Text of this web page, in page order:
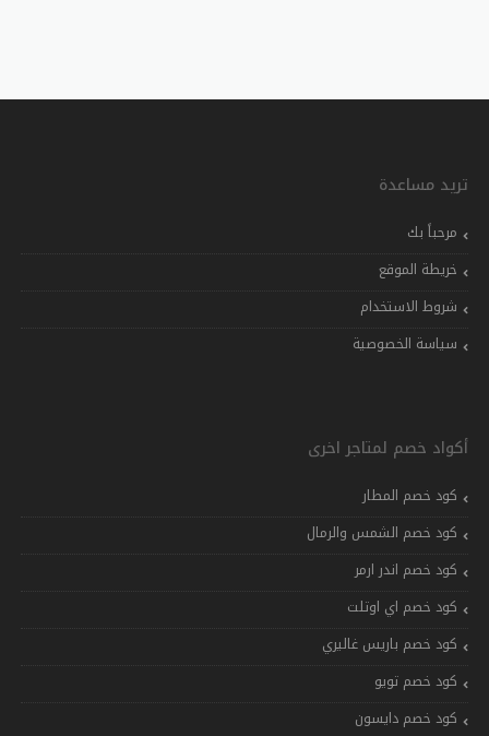
تريد مساعدة
مرحباً بك
خريطة الموقع
شروط الاستخدام
سياسة الخصوصية
أكواد خصم لمتاجر اخرى
كود خصم المطار
كود خصم الشمس والرمال
كود خصم اندر ارمر
كود خصم اي اوتلت
كود خصم باريس غاليري
كود خصم تويو
كود خصم دايسون